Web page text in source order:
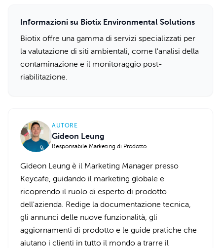
Informazioni su Biotix Environmental Solutions
Biotix offre una gamma di servizi specializzati per
la valutazione di siti ambientali, come l'analisi della
contaminazione e il monitoraggio post-
riabilitazione.
AUTORE
Gideon Leung
Responsabile Marketing di Prodotto
Gideon Leung è il Marketing Manager presso
Keycafe, guidando il marketing globale e
ricoprendo il ruolo di esperto di prodotto
dell'azienda. Redige la documentazione tecnica,
gli annunci delle nuove funzionalità, gli
aggiornamenti di prodotto e le guide pratiche che
aiutano i clienti in tutto il mondo a trarre il